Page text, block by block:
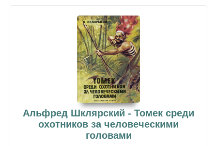
Альфред Шклярский - Томек среди
охотников за человеческими
головами